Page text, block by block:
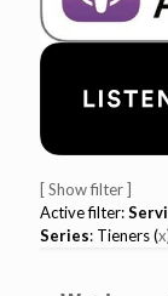
[ Show filter ]
Active filter:
Series: Tieners (x